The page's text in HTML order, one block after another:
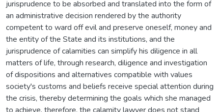
jurisprudence to be absorbed and translated into the form of
an administrative decision rendered by the authority
competent to ward off evil and preserve oneself, money and
the entity of the State and its institutions, and the
jurisprudence of calamities can simplify his diligence in all
matters of life, through research, diligence and investigation
of dispositions and alternatives compatible with values
society's customs and beliefs receive special attention during
the crisis, thereby determining the goals which she managed